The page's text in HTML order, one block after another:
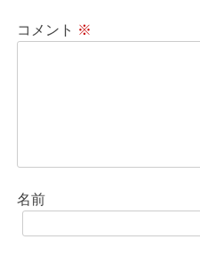
ン
コメント ※
名前